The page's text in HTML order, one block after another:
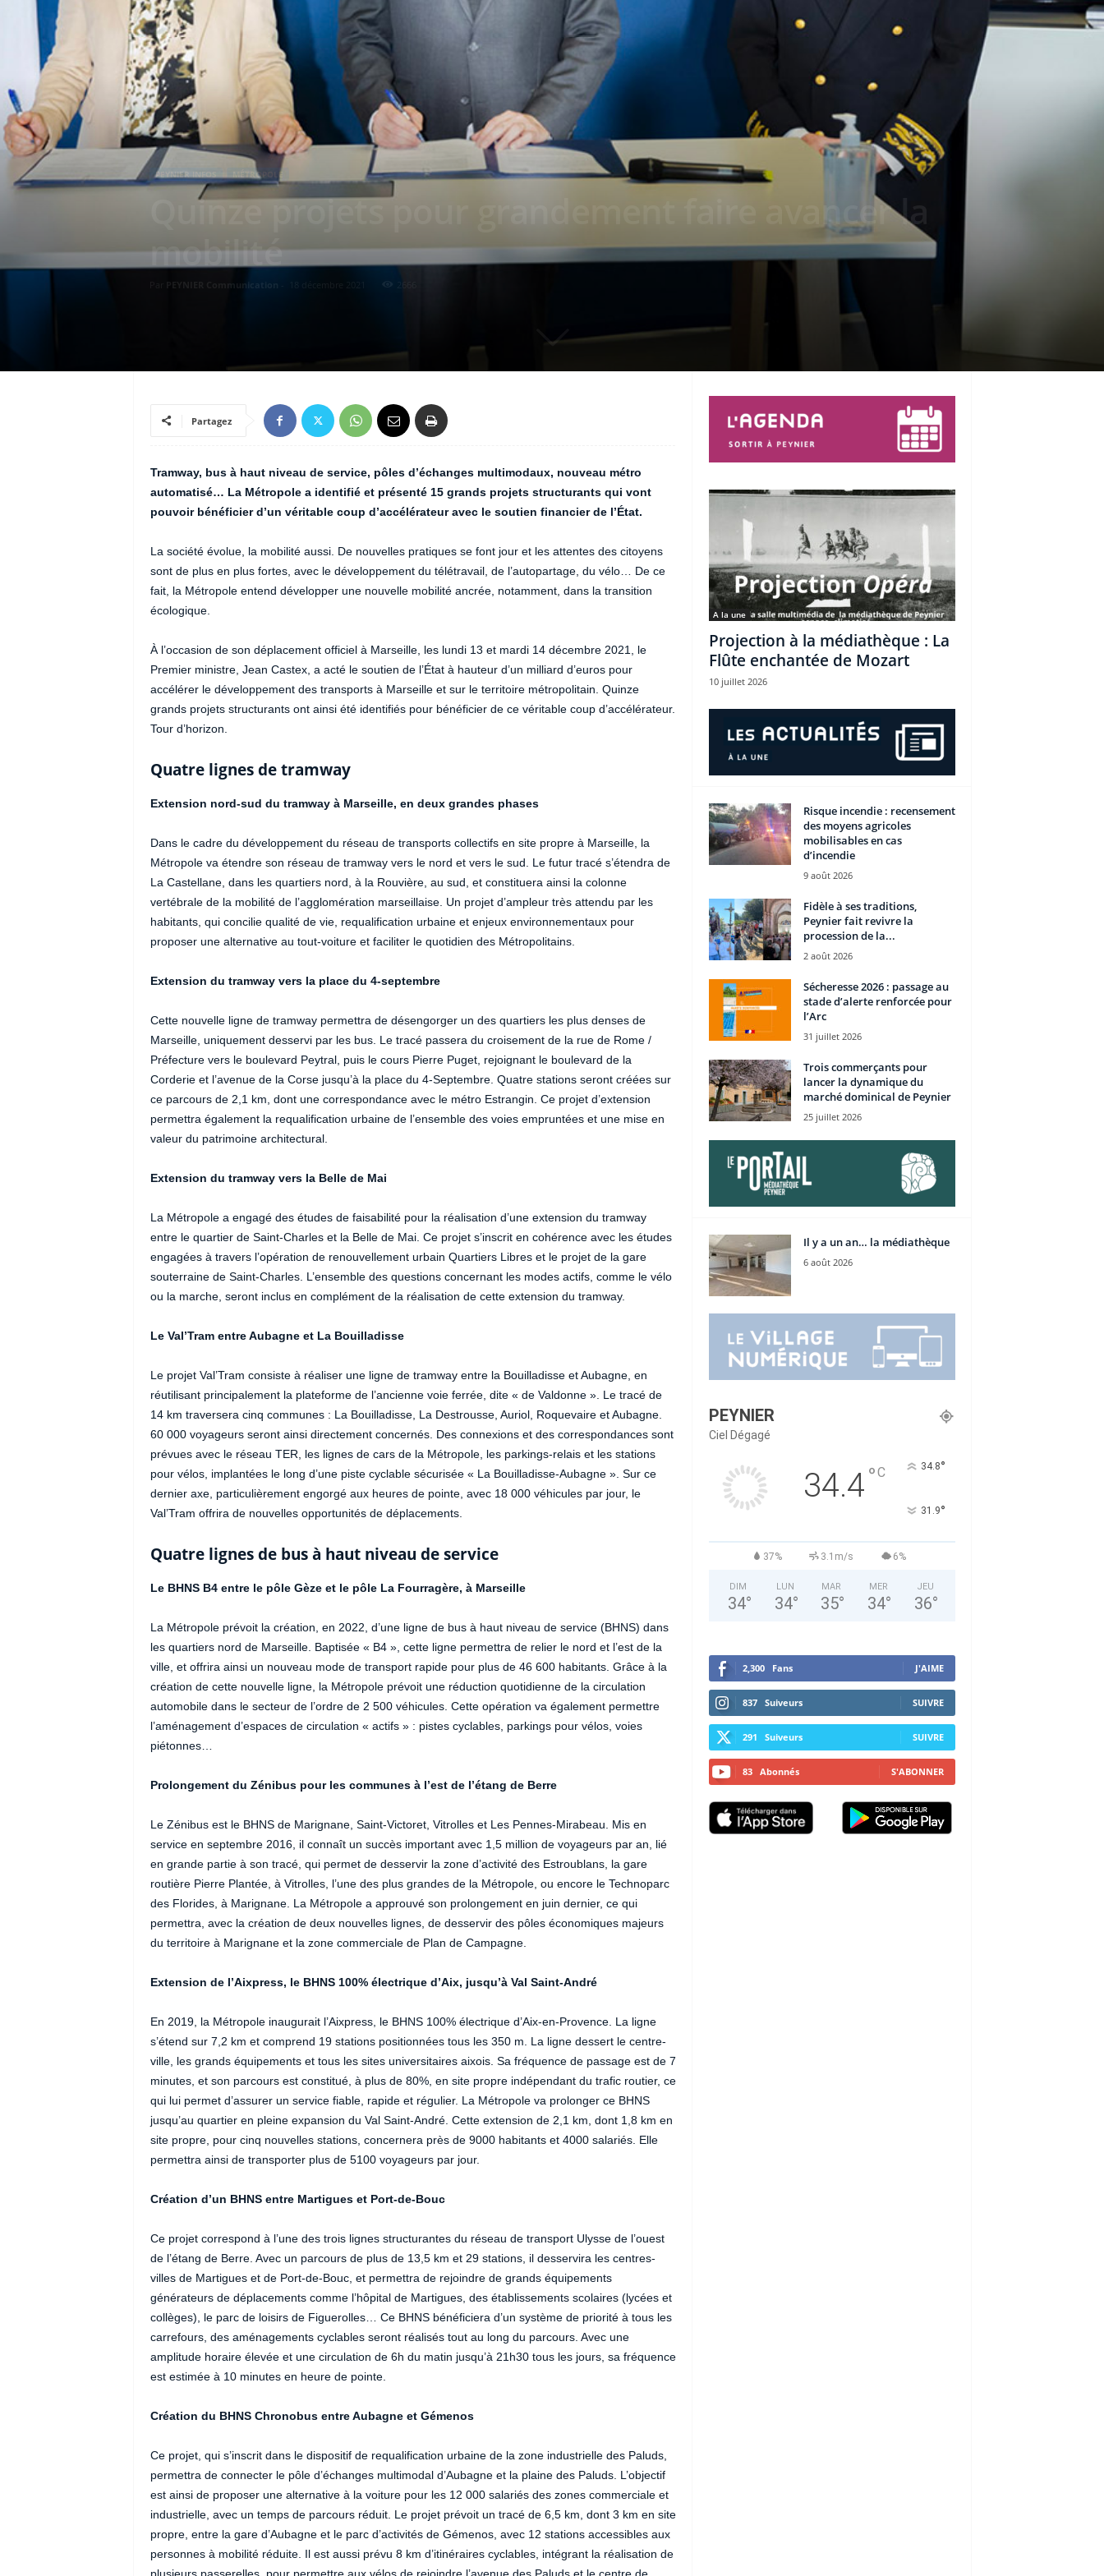
PEYNIER INFOS MÉTROPOLE
Quinze projets pour grandement faire avancer la
mobilité
Partagez
Tramway, bus à haut niveau de service, pôles d’échanges multimodaux, nouveau métro
automatisé… La Métropole a identifié et présenté 15 grands projets structurants qui vont
pouvoir bénéficier d’un véritable coup d’accélérateur avec le soutien financier de l’État.
La société évolue, la mobilité aussi. De nouvelles pratiques se font jour et les attentes des citoyens
sont de plus en plus fortes, avec le développement du télétravail, de l’autopartage, du vélo… De ce
fait, la Métropole entend développer une nouvelle mobilité ancrée, notamment, dans la transition
écologique.
À l’occasion de son déplacement officiel à Marseille, les lundi 13 et mardi 14 décembre 2021, le
Premier ministre, Jean Castex, a acté le soutien de l’État à hauteur d’un milliard d’euros pour
accélérer le développement des transports à Marseille et sur le territoire métropolitain. Quinze
grands projets structurants ont ainsi été identifiés pour bénéficier de ce véritable coup d’accélérateur.
Tour d’horizon.
Quatre lignes de tramway
Extension nord-sud du tramway à Marseille, en deux grandes phases
Dans le cadre du développement du réseau de transports collectifs en site propre à Marseille, la
Métropole va étendre son réseau de tramway vers le nord et vers le sud. Le futur tracé s’étendra de
La Castellane, dans les quartiers nord, à la Rouvière, au sud, et constituera ainsi la colonne
vertébrale de la mobilité de l’agglomération marseillaise. Un projet d’ampleur très attendu par les
habitants, qui concilie qualité de vie, requalification urbaine et enjeux environnementaux pour
proposer une alternative au tout-voiture et faciliter le quotidien des Métropolitains.
Extension du tramway vers la place du 4-septembre
Cette nouvelle ligne de tramway permettra de désengorger un des quartiers les plus denses de
Marseille, uniquement desservi par les bus. Le tracé passera du croisement de la rue de Rome /
Préfecture vers le boulevard Peytral, puis le cours Pierre Puget, rejoignant le boulevard de la
Corderie et l’avenue de la Corse jusqu’à la place du 4-Septembre. Quatre stations seront créées sur
ce parcours de 2,1 km, dont une correspondance avec le métro Estrangin. Ce projet d’extension
permettra également la requalification urbaine de l’ensemble des voies empruntées et une mise en
valeur du patrimoine architectural.
Extension du tramway vers la Belle de Mai
La Métropole a engagé des études de faisabilité pour la réalisation d’une extension du tramway
entre le quartier de Saint-Charles et la Belle de Mai. Ce projet s’inscrit en cohérence avec les études
engagées à travers l’opération de renouvellement urbain Quartiers Libres et le projet de la gare
souterraine de Saint-Charles. L’ensemble des questions concernant les modes actifs, comme le vélo
ou la marche, seront inclus en complément de la réalisation de cette extension du tramway.
Le Val’Tram entre Aubagne et La Bouilladisse
Le projet Val’Tram consiste à réaliser une ligne de tramway entre la Bouilladisse et Aubagne, en
réutilisant principalement la plateforme de l’ancienne voie ferrée, dite « de Valdonne ». Le tracé de
14 km traversera cinq communes : La Bouilladisse, La Destrousse, Auriol, Roquevaire et Aubagne.
60 000 voyageurs seront ainsi directement concernés. Des connexions et des correspondances sont
prévues avec le réseau TER, les lignes de cars de la Métropole, les parkings-relais et les stations
pour vélos, implantées le long d’une piste cyclable sécurisée « La Bouilladisse-Aubagne ». Sur ce
dernier axe, particulièrement engorgé aux heures de pointe, avec 18 000 véhicules par jour, le
Val’Tram offrira de nouvelles opportunités de déplacements.
Quatre lignes de bus à haut niveau de service
Le BHNS B4 entre le pôle Gèze et le pôle La Fourragère, à Marseille
La Métropole prévoit la création, en 2022, d’une ligne de bus à haut niveau de service (BHNS) dans
les quartiers nord de Marseille. Baptisée « B4 », cette ligne permettra de relier le nord et l’est de la
ville, et offrira ainsi un nouveau mode de transport rapide pour plus de 46 600 habitants. Grâce à la
création de cette nouvelle ligne, la Métropole prévoit une réduction quotidienne de la circulation
automobile dans le secteur de l’ordre de 2 500 véhicules. Cette opération va également permettre
l’aménagement d’espaces de circulation « actifs » : pistes cyclables, parkings pour vélos, voies
piétonnes…
Prolongement du Zénibus pour les communes à l’est de l’étang de Berre
Le Zénibus est le BHNS de Marignane, Saint-Victoret, Vitrolles et Les Pennes-Mirabeau. Mis en
service en septembre 2016, il connaît un succès important avec 1,5 million de voyageurs par an, lié
en grande partie à son tracé, qui permet de desservir la zone d’activité des Estroublans, la gare
routière Pierre Plantée, à Vitrolles, l’une des plus grandes de la Métropole, ou encore le Technoparc
des Florides, à Marignane. La Métropole a approuvé son prolongement en juin dernier, ce qui
permettra, avec la création de deux nouvelles lignes, de desservir des pôles économiques majeurs
du territoire à Marignane et la zone commerciale de Plan de Campagne.
Extension de l’Aixpress, le BHNS 100% électrique d’Aix, jusqu’à Val Saint-André
En 2019, la Métropole inaugurait l’Aixpress, le BHNS 100% électrique d’Aix-en-Provence. La ligne
s’étend sur 7,2 km et comprend 19 stations positionnées tous les 350 m. La ligne dessert le centre-
ville, les grands équipements et tous les sites universitaires aixois. Sa fréquence de passage est de 7
minutes, et son parcours est constitué, à plus de 80%, en site propre indépendant du trafic routier, ce
qui lui permet d’assurer un service fiable, rapide et régulier. La Métropole va prolonger ce BHNS
jusqu’au quartier en pleine expansion du Val Saint-André. Cette extension de 2,1 km, dont 1,8 km en
site propre, pour cinq nouvelles stations, concernera près de 9000 habitants et 4000 salariés. Elle
permettra ainsi de transporter plus de 5100 voyageurs par jour.
Création d’un BHNS entre Martigues et Port-de-Bouc
Ce projet correspond à l’une des trois lignes structurantes du réseau de transport Ulysse de l’ouest
de l’étang de Berre. Avec un parcours de plus de 13,5 km et 29 stations, il desservira les centres-
villes de Martigues et de Port-de-Bouc, et permettra de rejoindre de grands équipements
générateurs de déplacements comme l’hôpital de Martigues, des établissements scolaires (lycées et
collèges), le parc de loisirs de Figuerolles… Ce BHNS bénéficiera d’un système de priorité à tous les
carrefours, des aménagements cyclables seront réalisés tout au long du parcours. Avec une
amplitude horaire élevée et une circulation de 6h du matin jusqu’à 21h30 tous les jours, sa fréquence
est estimée à 10 minutes en heure de pointe.
Création du BHNS Chronobus entre Aubagne et Gémenos
Ce projet, qui s’inscrit dans le dispositif de requalification urbaine de la zone industrielle des Paluds,
permettra de connecter le pôle d’échanges multimodal d’Aubagne et la plaine des Paluds. L’objectif
est ainsi de proposer une alternative à la voiture pour les 12 000 salariés des zones commerciale et
industrielle, avec un temps de parcours réduit. Le projet prévoit un tracé de 6,5 km, dont 3 km en site
propre, entre la gare d’Aubagne et le parc d’activités de Gémenos, avec 12 stations accessibles aux
personnes à mobilité réduite. Il est aussi prévu 8 km d’itinéraires cyclables, intégrant la réalisation de
A la une
Projection à la médiathèque : La
Flûte enchantée de Mozart
10 juillet 2026
Risque incendie : recensement
des moyens agricoles
mobilisables en cas
d’incendie
9 août 2026
Fidèle à ses traditions,
Peynier fait revivre la
procession de la...
2 août 2026
Sécheresse 2026 : passage au
stade d’alerte renforcée pour
l’Arc
31 juillet 2026
Trois commerçants pour
lancer la dynamique du
marché dominical de Peynier
25 juillet 2026
Il y a un an… la médiathèque
6 août 2026
PEYNIER
Ciel Dégagé
34.4°C 34.8°
31.9°
37% 3.1m/s 6%
DIM
34°
LUN
34°
MAR
35°
MER
34°
JEU
36°
2,300 Fans J'AIME
837 Suiveurs SUIVRE
291 Suiveurs SUIVRE
83 Abonnés S'ABONNER